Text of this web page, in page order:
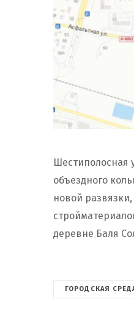
Шестиполосная
объездного
новой
деревне Баля
ГОРОДСКАЯ